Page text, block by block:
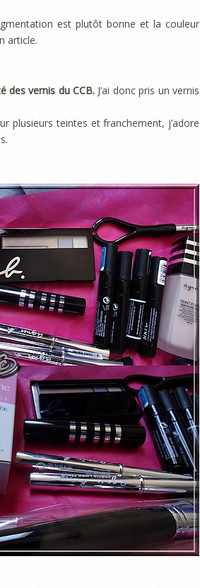
est plutôt bonne et la couleur
article.
des vernis du CCB. J’ai donc pris un vernis
plusieurs teintes et franchement, j’adore